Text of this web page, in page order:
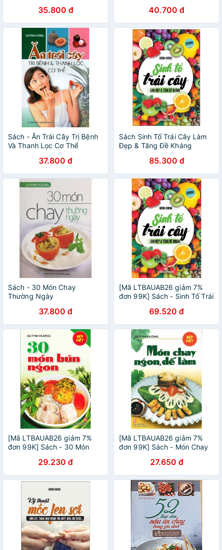
35.800 đ 40.700 đ
Sách - Ăn Trái Cây Trị Bệnh
Và Thanh Lọc Cơ Thể
37.800 đ
Sách Sinh Tố Trái Cây Làm
Đẹp & Tăng Đề Kháng
85.300 đ
Sách - 30 Món Chay
Thường Ngày
37.800 đ
[Mã LTBAUAB26 giảm 7%
đơn 99K] Sách - Sinh Tố Trái
69.520 đ
[Mã LTBAUAB26 giảm 7%
đơn 99K] Sách - 30 Món
29.230 đ
[Mã LTBAUAB26 giảm 7%
đơn 99K] Sách - Món Chay
27.650 đ